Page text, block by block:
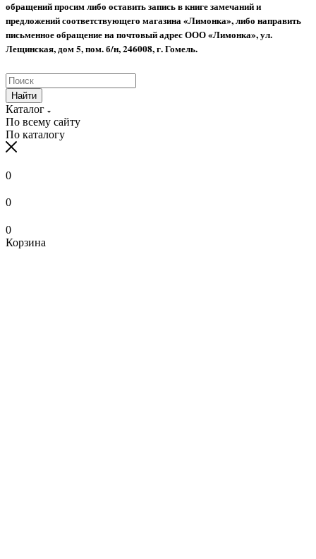
обращений просим либо оставить запись в книге замечаний и
предложений соответствующего магазина «Лимонка», либо направить
письменное обращение на почтовый адрес ООО «Лимонка», ул.
Лещинская, дом 5, пом. б/н, 246008, г. Гомель.
Найти
Каталог
По всему сайту
По каталогу
0
0
0
Корзина